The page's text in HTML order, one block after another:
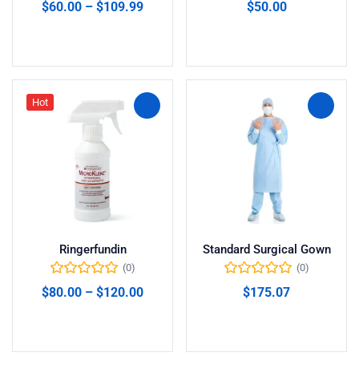
$60.00 – $109.99 $50.00
Hot
Ringerfundin
(0)
$80.00 – $120.00
Standard Surgical Gown
(0)
$175.07